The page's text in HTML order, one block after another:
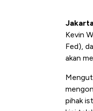
Kevin
Fed),
akan
pihak